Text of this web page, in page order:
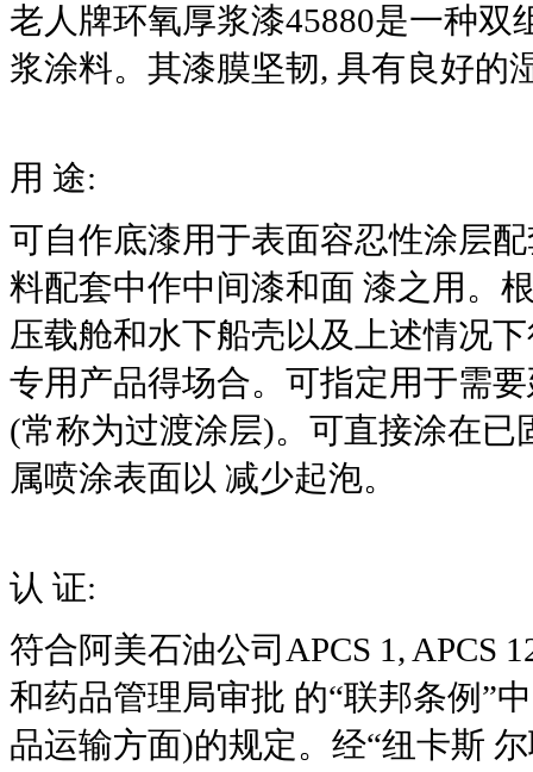
老人牌环氧厚浆漆45880是一种
浆涂料。其漆膜坚韧, 具有良好的
用 途:
可自作底漆用于表面容忍性涂层
料配套中作中间漆和面 漆之用。
压载舱和水下船壳以及上述情况
专用产品得场合。可指定用于需
(常称为过渡涂层)。可直接涂在
属喷涂表面以 减少起泡。
认 证:
符合阿美石油公司APCS 1, APCS
和药品管理局审批 的“联邦条例”
品运输方面)的规定。经“纽卡斯